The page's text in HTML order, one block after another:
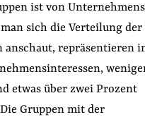
ist von
sich die Verteilung
anschaut, repräsentieren
etwas über zwei Prozent
Gruppen mit der